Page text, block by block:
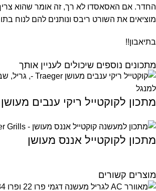
החדר. אם האסאסדו לא רך, זה אומר שהוא
מוציאים את השורט ריבס ונותנים להם לנוח
בתיאבון!!
מתכונים נוספים שיכולים לעניין אותך
מתכון לקוקטייל ריקי ענבים מעושן
מתכון לקוקטייל אננס מעושן
מוצרים קשורים